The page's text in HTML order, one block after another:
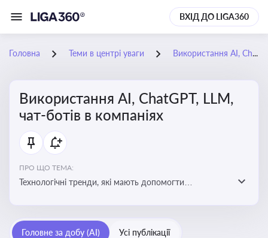
ВХІД ДО LIGA360
Головна Теми в центрі уваги Використання AI, ChatGPT, LLM, чат-ботів в компаніях
Використання AI, ChatGPT, LLM,
чат-ботів в компаніях
ПРО ЩО ТЕМА:
Технологічні тренди, які мають допомогти
ефективність і знизити витрати компаній
Головне за добу (AI) Усі публікації